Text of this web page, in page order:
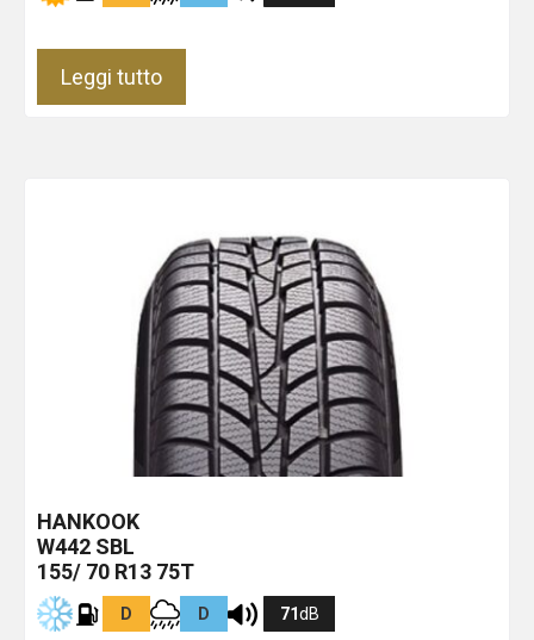
Leggi tutto
HANKOOK
W442 SBL
155/ 70 R13 75T
D D 71dB